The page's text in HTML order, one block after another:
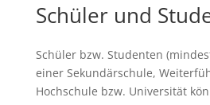
Schüler und
Schüler bzw. Studenten
einer Sekundärschule,
Hochschule bzw. Universität